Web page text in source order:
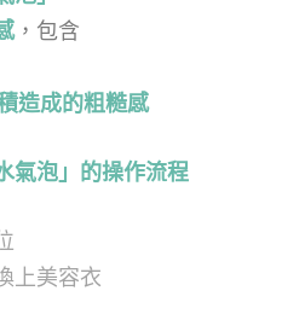
，包含
造成的粗糙感
氣泡」的操作流程
上美容衣